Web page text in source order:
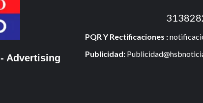
- Advertising
PQR Y Rectificaciones :
Publicidad: